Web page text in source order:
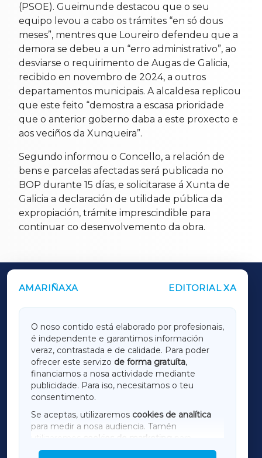
(PSOE). Gueimunde destacou que o seu
equipo levou a cabo os trámites “en só dous
meses”, mentres que Loureiro defendeu que a
demora se debeu a un “erro administrativo”, ao
desviarse o requirimento de Augas de Galicia,
recibido en novembro de 2024, a outros
departamentos municipais. A alcaldesa replicou
que este feito “demostra a escasa prioridade
que o anterior goberno daba a este proxecto e
aos veciños da Xunqueira”.
Segundo informou o Concello, a relación de
bens e parcelas afectadas será publicada no
BOP durante 15 días, e solicitarase á Xunta de
Galicia a declaración de utilidade pública da
expropiación, trámite imprescindible para
continuar co desenvolvemento da obra.
AMARIÑAXA EDITORIAL XA
O noso contido está elaborado por profesionais,
é independente e garantimos información
veraz, contrastada e de calidade. Para poder
ofrecer este servizo de forma gratuíta,
financiamos a nosa actividade mediante
publicidade. Para iso, necesitamos o teu
consentimento.
Se aceptas, utilizaremos cookies de analítica
para medir a nosa audiencia. Tamén
utilizaremos
cookies de marketing
mostrar publicidade de terceiros.
OUTROS PERIÓDICOS
LUGOXA
TERRACHAXA
AMARIÑAXA